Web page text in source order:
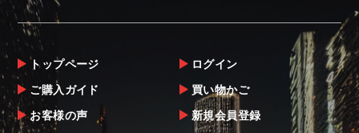
トップページ
ご購入ガイド
お客様の声
ログイン
買い物かご
新規会員登録